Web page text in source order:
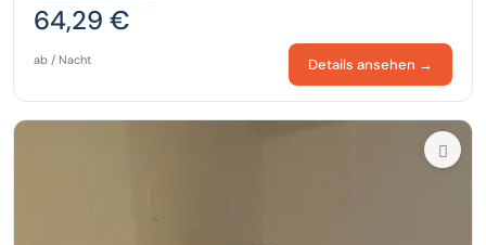
64,29 €
ab / Nacht Details ansehen →